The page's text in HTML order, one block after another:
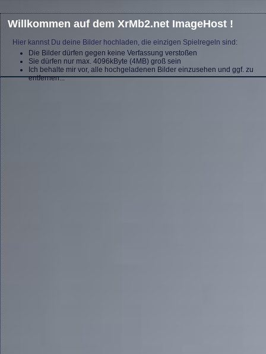
Willkommen auf dem XrMb2.net ImageHost !
Hier kannst Du deine Bilder hochladen, die einzigen Spielregeln sind:
Die Bilder dürfen gegen keine Verfassung verstoßen
Sie dürfen nur max. 4096kByte (4MB) groß sein
Ich behalte mir vor, alle hochgeladenen Bilder einzusehen und ggf. zu
entfernen...